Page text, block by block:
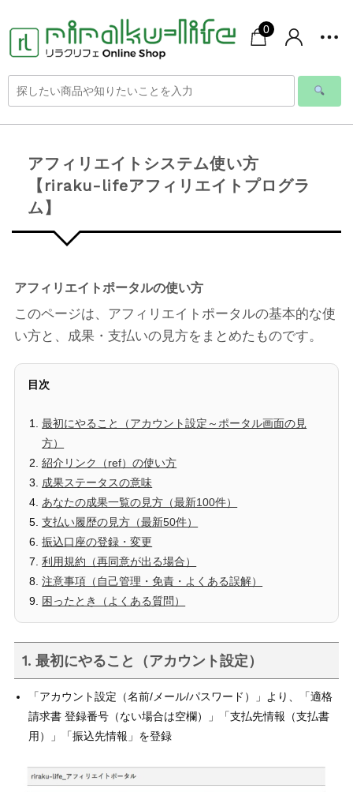
0
アフィリエイトシステム使い方
【riraku-lifeアフィリエイトプログラ
ム】
アフィリエイトポータルの使い方
このページは、アフィリエイトポータルの基本的な使
い方と、成果・支払いの見方をまとめたものです。
目次
最初にやること（アカウント設定～ポータル画面の見
方）
紹介リンク（ref）の使い方
成果ステータスの意味
あなたの成果一覧の見方（最新100件）
支払い履歴の見方（最新50件）
振込口座の登録・変更
利用規約（再同意が出る場合）
注意事項（自己管理・免責・よくある誤解）
困ったとき（よくある質問）
1. 最初にやること（アカウント設定）
「アカウント設定（名前/メール/パスワード）」より、「適格
請求書 登録番号（ない場合は空欄）」「支払先情報（支払書
用）」「振込先情報」を登録